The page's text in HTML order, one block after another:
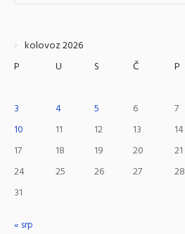
kolovoz 2026
P
U S Č P
3
4 5 6 7
10
11 12 13 14
17
18 19 20 21
24
25 26 27 28
31
« srp